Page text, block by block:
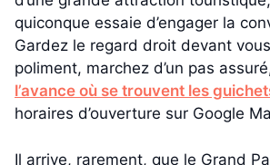
quiconque essaie d’engager la
Gardez le regard droit devant
poliment, marchez d’un pas
l’avance où se trouvent les
horaires d’ouverture sur Google
Il arrive, rarement, que le Grand